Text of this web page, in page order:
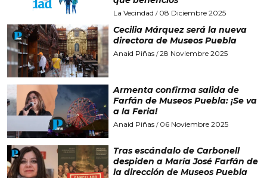
La Vecindad / 08 Diciembre 2025
Cecilia Márquez será la nueva
directora de Museos Puebla
Anaid Piñas/28 Noviembre 2025
Armenta confirma salida de
Farfán de Museos Puebla: ¡Se va
a la Feria!
Anaid Piñas/ 06 Noviembre 2025
Tras escándalo de Carbonell
despiden a María José Farfán de
la dirección de Museos Puebla